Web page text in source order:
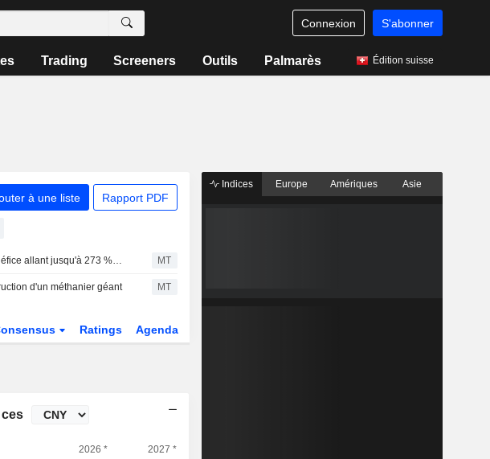
Connexion S'abonner
Trading Screeners Outils Palmarès Édition suisse
à une liste Rapport PDF
CSSC prévoit un bond de son bénéfice allant jusqu'à 273 % au premier semestre MT
d'un méthanier géant MT
Ratings Agenda
2026 * 2027 *
Indices Europe Amériques Asie